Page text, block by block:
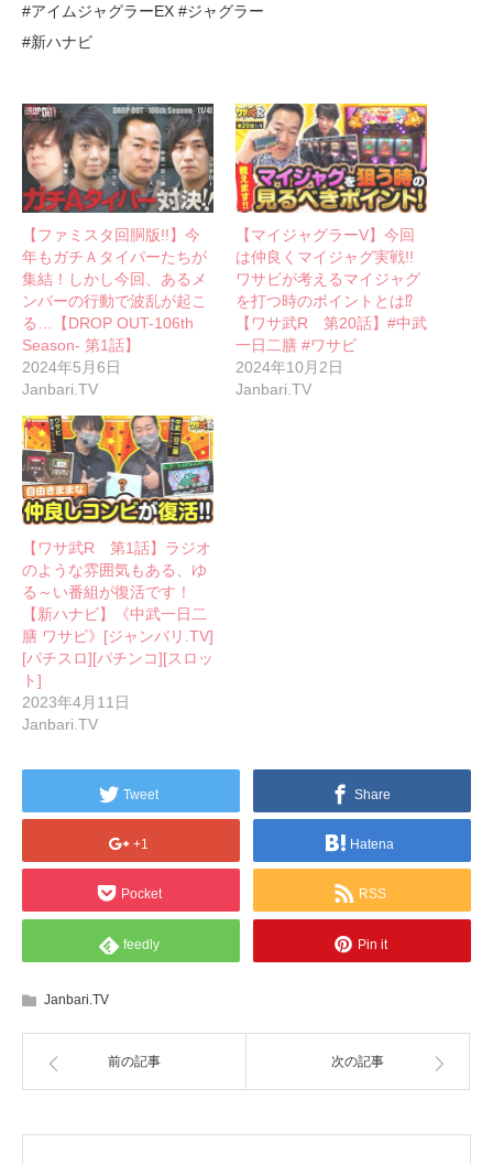
#アイムジャグラーEX #ジャグラー
#新ハナビ
【ファミスタ回胴版!!】今
年もガチＡタイパーたちが
集結！しかし今回、あるメ
ンバーの行動で波乱が起こ
る…【DROP OUT-106th
Season- 第1話】
2024年5月6日
Janbari.TV
【マイジャグラーV】今回
は仲良くマイジャグ実戦!!
ワサビが考えるマイジャグ
を打つ時のポイントとは⁉
【ワサ武R 第20話】#中武
一日二膳 #ワサビ
2024年10月2日
Janbari.TV
【ワサ武R 第1話】ラジオ
のような雰囲気もある、ゆ
る～い番組が復活です！
【新ハナビ】《中武一日二
膳 ワサビ》[ジャンバリ.TV]
[パチスロ][パチンコ][スロッ
ト]
2023年4月11日
Janbari.TV
Tweet Share
+1 Hatena
Pocket RSS
feedly Pin it
Janbari.TV
前の記事 次の記事